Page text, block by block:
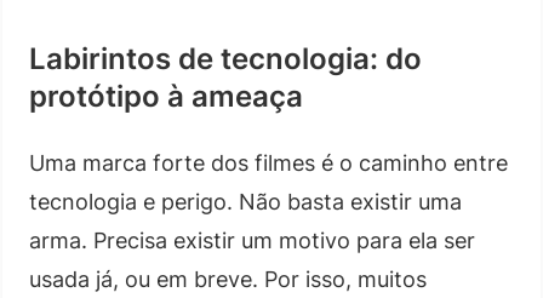
Labirintos de tecnologia: do
protótipo à ameaça
Uma marca forte dos filmes é o caminho entre
tecnologia e perigo. Não basta existir uma
arma. Precisa existir um motivo para ela ser
usada já, ou em breve. Por isso, muitos